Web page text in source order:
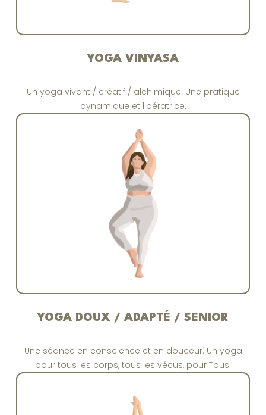
YOGA VINYASA
Un yoga vivant / créatif / alchimique. Une pratique
dynamique et libératrice.
YOGA DOUX / ADAPTÉ / SENIOR
Une séance en conscience et en douceur. Un yoga
pour tous les corps, tous les vécus, pour Tous.